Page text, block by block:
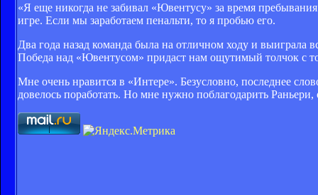
«Я еще никогда не забивал «Ювентусу» за время
игре. Если мы заработаем пенальти, то я пробью его.
Два года назад команда была на отличном ходу и выиграла
Победа над «Ювентусом» придаст нам ощутимый толчок с
Мне очень нравится в «Интере». Безусловно, последнее
довелось поработать. Но мне нужно поблагодарить